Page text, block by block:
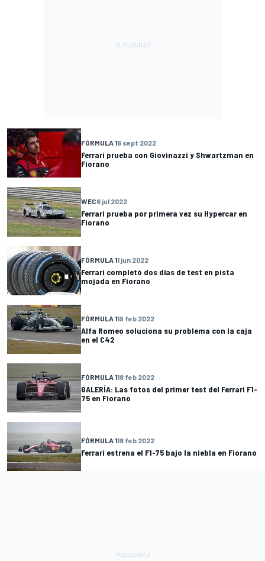
FÓRMULA 16 sept 2022
Ferrari prueba con Giovinazzi y Shwartzman en
Fiorano
WEC6 jul 2022
Ferrari prueba por primera vez su Hypercar en
Fiorano
FÓRMULA 11 jun 2022
Ferrari completó dos días de test en pista
mojada en Fiorano
FÓRMULA 119 feb 2022
Alfa Romeo soluciona su problema con la caja
en el C42
FÓRMULA 118 feb 2022
GALERÍA: Las fotos del primer test del Ferrari F1-
75 en Fiorano
FÓRMULA 118 feb 2022
Ferrari estrena el F1-75 bajo la niebla en Fiorano